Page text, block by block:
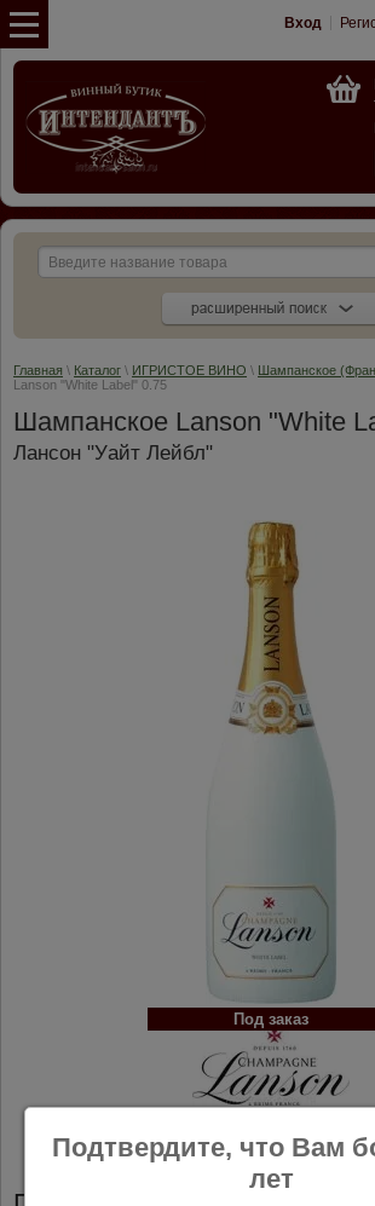
Вход
Главная \ Каталог \ ИГРИСТОЕ ВИНО \ Шампанское
Lanson "White Label" 0.75
Шампанское Lanson "White
Лансон "Уайт Лейбл"
Под заказ
поделиться
Подтвердите, что Вам
лет